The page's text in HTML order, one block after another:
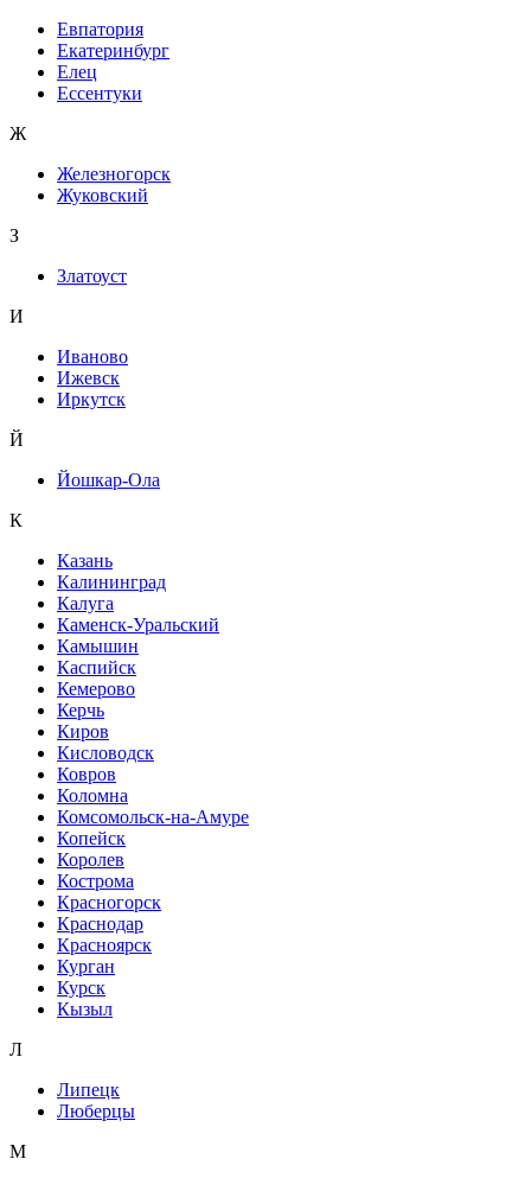
Евпатория
Екатеринбург
Елец
Ессентуки
Ж
Железногорск
Жуковский
З
Златоуст
И
Иваново
Ижевск
Иркутск
Й
Йошкар-Ола
К
Казань
Калининград
Калуга
Каменск-Уральский
Камышин
Каспийск
Кемерово
Керчь
Киров
Кисловодск
Ковров
Коломна
Комсомольск-на-Амуре
Копейск
Королев
Кострома
Красногорск
Краснодар
Красноярск
Курган
Курск
Кызыл
Л
Липецк
Люберцы
М